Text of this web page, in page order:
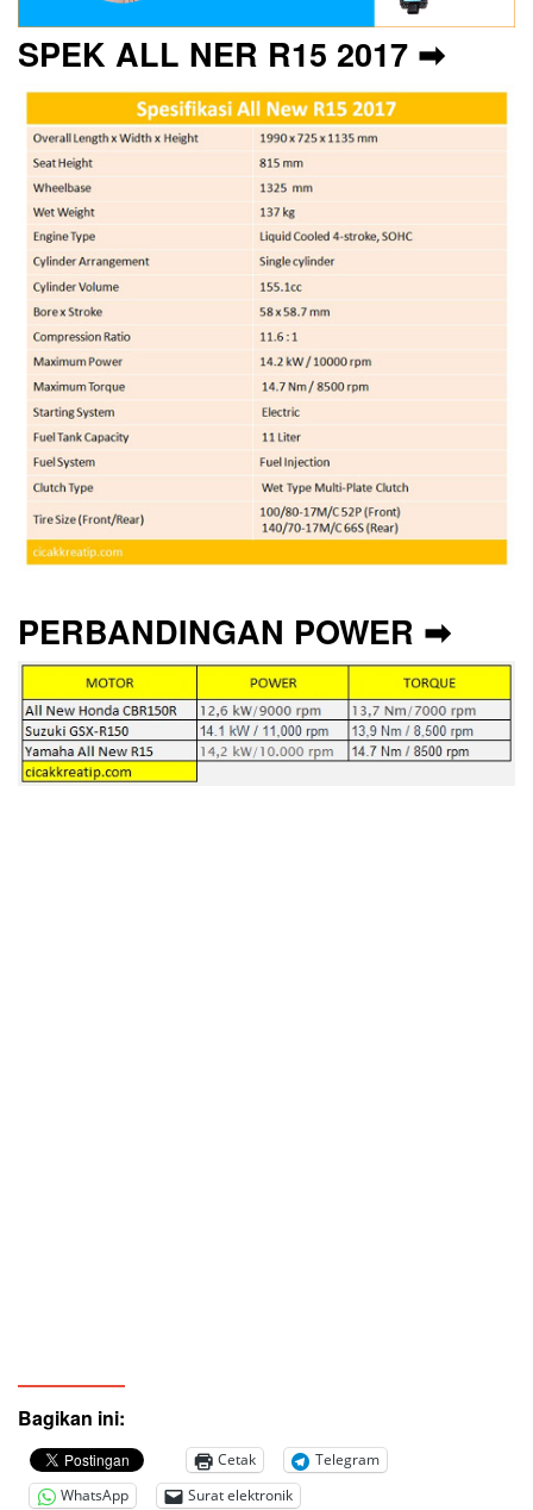
SPEK ALL NER R15 2017 ➡
PERBANDINGAN POWER ➡
Bagikan ini:
Cetak
Telegram
WhatsApp
Surat elektronik